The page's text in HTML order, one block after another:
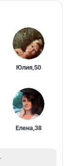
Юлия,50
Елена,38